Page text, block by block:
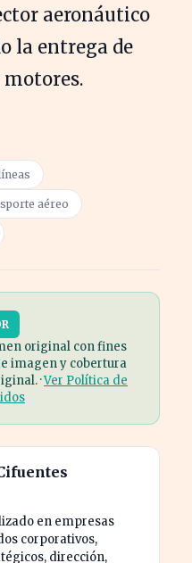
aeronáutico
la entrega de
motores.
aéreo
original con fines
imagen y cobertura
·Ver Política de
en empresas
corporativos,
dirección,